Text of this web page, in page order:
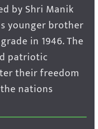
by Shri Manik
younger brother
in 1946. The
patriotic
their freedom
nations